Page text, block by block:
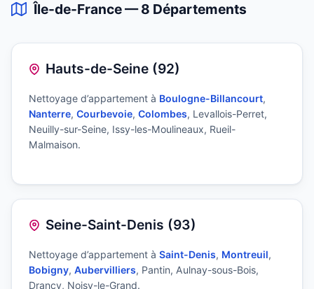
Île-de-France — 8 Départements
Hauts-de-Seine (92)
Nettoyage d’appartement à Boulogne-Billancourt,
Nanterre, Courbevoie, Colombes, Levallois-Perret,
Neuilly-sur-Seine, Issy-les-Moulineaux, Rueil-
Malmaison.
Seine-Saint-Denis (93)
Nettoyage d’appartement à Saint-Denis, Montreuil,
Bobigny, Aubervilliers, Pantin, Aulnay-sous-Bois,
Drancy, Noisy-le-Grand.